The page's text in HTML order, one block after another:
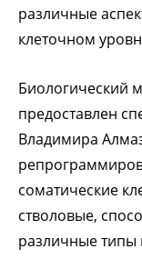
различные
клеточном
Биологический
предоставлен
Владимира
соматические
стволовые,
различные типы